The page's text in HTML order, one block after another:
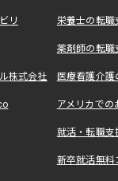
リ 栄養士の転
薬剤師の転
株式会社 医療看護介
アメリカで
就活・転職
新卒就活無料